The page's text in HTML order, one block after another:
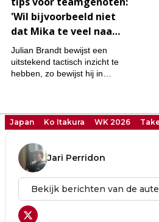
Japan Ko Itakura WK 2026
Jari Perridon
Bekijk berichten van de